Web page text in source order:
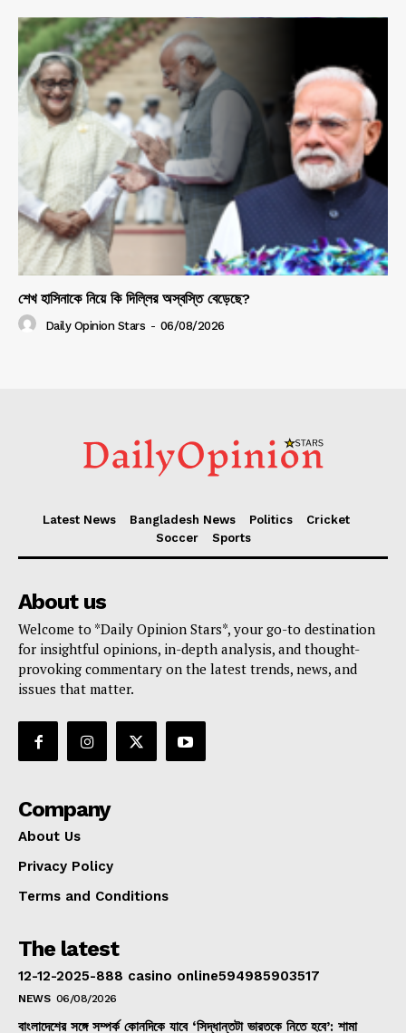
শেখ হাসিনাকে নিয়ে কি দিল্লির অস্বস্তি বেড়েছে?
Daily Opinion Stars - 06/08/2026
Latest News Bangladesh News Politics
Cricket
Soccer
Sports
About us
Welcome to *Daily Opinion Stars*, your go-to destination
for insightful opinions, in-depth analysis, and thought-
provoking commentary on the latest trends, news, and
issues that matter.
Company
About Us
Privacy Policy
Terms and Conditions
The latest
12-12-2025-888 casino online594985903517
NEWS 06/08/2026
বাংলাদেশের সঙ্গে সম্পর্ক কোনদিকে যাবে ‘সিদ্ধান্তটা ভারতকে নিতে হবে’: শামা